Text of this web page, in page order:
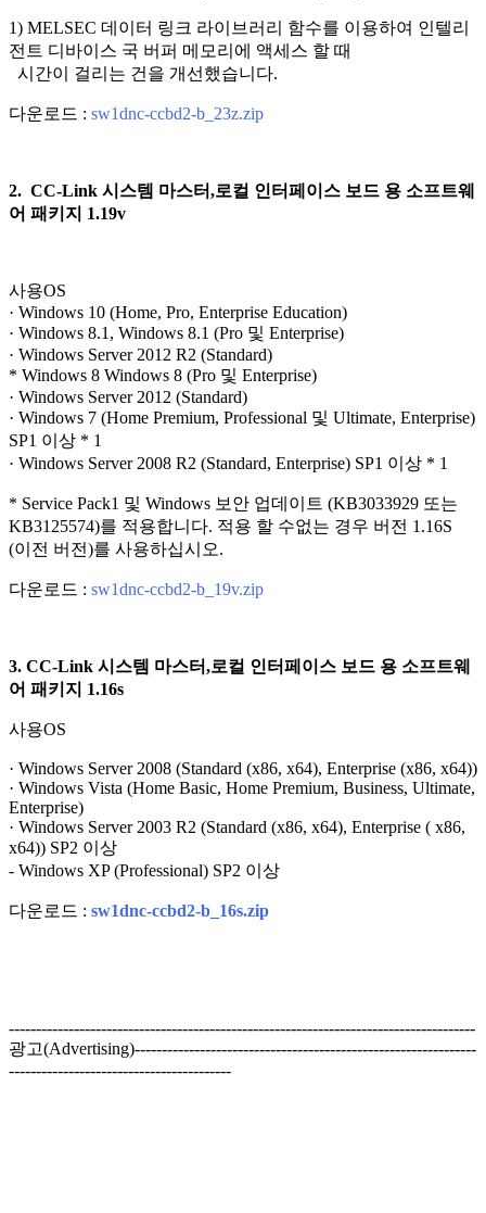
1) MELSEC 데이터 링크 라이브러리 함수를 이용하여 인텔리
전트 디바이스 국 버퍼 메모리에 액세스 할 때
시간이 걸리는 건을 개선했습니다.
다운로드 : sw1dnc-ccbd2-b_23z.zip
2. CC-Link 시스템 마스터,로컬 인터페이스 보드 용 소프트웨
어 패키지 1.19v
사용OS
· Windows 10 (Home, Pro, Enterprise Education)
· Windows 8.1, Windows 8.1 (Pro 및 Enterprise)
· Windows Server 2012 R2 (Standard)
* Windows 8 Windows 8 (Pro 및 Enterprise)
· Windows Server 2012 (Standard)
· Windows 7 (Home Premium, Professional 및 Ultimate, Enterprise)
SP1 이상 * 1
· Windows Server 2008 R2 (Standard, Enterprise) SP1 이상 * 1
* Service Pack1 및 Windows 보안 업데이트 (KB3033929 또는
KB3125574)를 적용합니다. 적용 할 수없는 경우 버전 1.16S
(이전 버전)를 사용하십시오.
다운로드 : sw1dnc-ccbd2-b_19v.zip
3. CC-Link 시스템 마스터,로컬 인터페이스 보드 용 소프트웨
어 패키지 1.16s
사용OS
· Windows Server 2008 (Standard (x86, x64), Enterprise (x86, x64))
· Windows Vista (Home Basic, Home Premium, Business, Ultimate,
Enterprise)
· Windows Server 2003 R2 (Standard (x86, x64), Enterprise ( x86,
x64)) SP2 이상
- Windows XP (Professional) SP2 이상
다운로드 : sw1dnc-ccbd2-b_16s.zip
--------------------------------------------------------------------------------------
광고(Advertising)---------------------------------------------------------------
-----------------------------------------